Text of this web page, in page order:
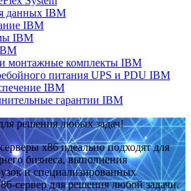
данных IBM
IBM
IBM
монтажные комплекты IBM
питания UPS и PDU IBM
IBM
гарантии IBM
решения любых задач!
x86 идеально подходят для
бизнеса, выполнения
и специализированных
сервер для решения любой задачи.